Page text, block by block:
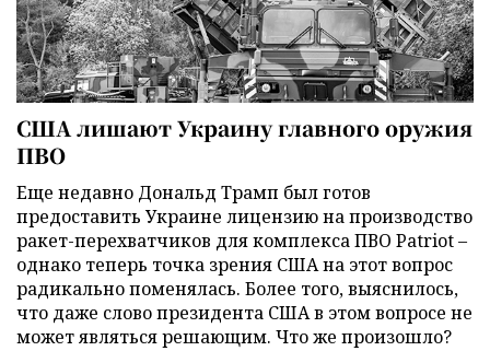
США лишают Украину главного оружия
ПВО
Еще недавно Дональд Трамп был готов
предоставить Украине лицензию на производство
ракет-перехватчиков для комплекса ПВО Patriot –
однако теперь точка зрения США на этот вопрос
радикально поменялась. Более того, выяснилось,
что даже слово президента США в этом вопросе не
может являться решающим. Что же произошло?